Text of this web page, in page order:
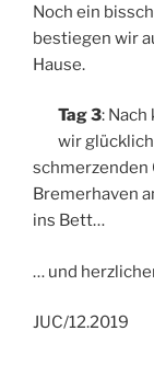
Noch ein
bestiegen wir
Hause.
Tag 3: Nach
wir
schmerzenden
Bremerhaven
ins Bett…
… und
JUC/12.2019